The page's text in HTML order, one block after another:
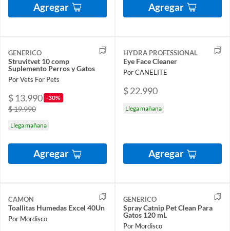
Agregar Agregar
GENERICO
Struvitvet 10 comp
Suplemento Perros y Gatos
Por Vets For Pets
$ 13.990 -30%
$ 19.990
Llega mañana
Agregar
HYDRA PROFESSIONAL
Eye Face Cleaner
Por CANELITE
$ 22.990
Llega mañana
Agregar
CAMON
Toallitas Humedas Excel 40Un
Por Mordisco
GENERICO
Spray Catnip Pet Clean Para
Gatos 120 mL
Por Mordisco